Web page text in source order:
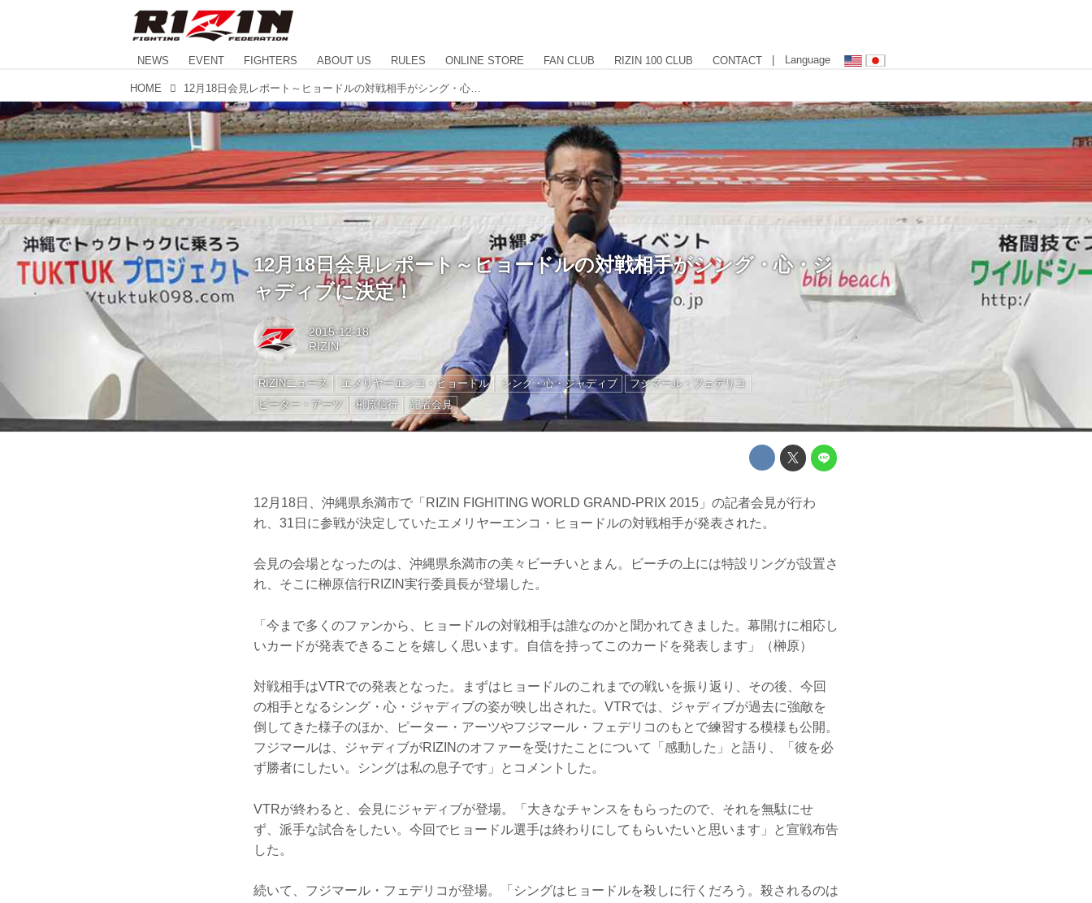
NEWS EVENT FIGHTERS ABOUT US RULES ONLINE STORE FAN CLUB RIZIN 100 CLUB CONTACT | Language
HOME
12月18日会見レポート～ヒョードルの対戦相手がシング・心・ジ
ャディブに決定！
2015-12-18
RIZIN
RIZINニュース エメリヤーエンコ・ヒョードル シング・心・ジャディブ
フジマール・フェデリコ
ピーター・アーツ
榊原信行 記者会見
12月18日、沖縄県糸満市で「RIZIN FIGHITING WORLD GRAND-PRIX 2015」の記者会見が行わ
れ、31日に参戦が決定していたエメリヤーエンコ・ヒョードルの対戦相手が発表された。
会見の会場となったのは、沖縄県糸満市の美々ビーチいとまん。ビーチの上には特設リングが設置さ
れ、そこに榊原信行RIZIN実行委員長が登場した。
「今まで多くのファンから、ヒョードルの対戦相手は誰なのかと聞かれてきました。幕開けに相応し
いカードが発表できることを嬉しく思います。自信を持ってこのカードを発表します」（榊原）
対戦相手はVTRでの発表となった。まずはヒョードルのこれまでの戦いを振り返り、その後、今回
の相手となるシング・心・ジャディブの姿が映し出された。VTRでは、ジャディブが過去に強敵を
倒してきた様子のほか、ピーター・アーツやフジマール・フェデリコのもとで練習する模様も公開。
フジマールは、ジャディブがRIZINのオファーを受けたことについて「感動した」と語り、「彼を必
ず勝者にしたい。シングは私の息子です」とコメントした。
VTRが終わると、会見にジャディブが登場。「大きなチャンスをもらったので、それを無駄にせ
ず、派手な試合をしたい。今回でヒョードル選手は終わりにしてもらいたいと思います」と宣戦布告
した。
続いて、フジマール・フェデリコが登場。「シングはヒョードルを殺しに行くだろう。殺されるのは